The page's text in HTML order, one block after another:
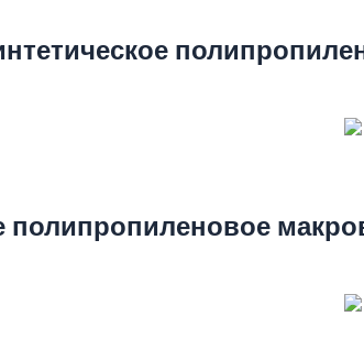
полипропиленовое